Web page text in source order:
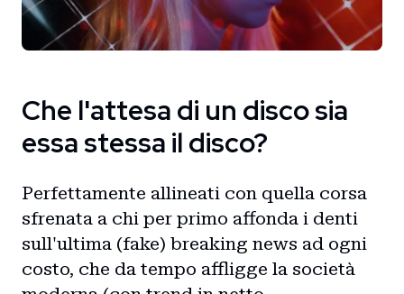
Che l'attesa di un disco sia
essa stessa il disco?
Perfettamente allineati con quella corsa
sfrenata a chi per primo affonda i denti
sull'ultima (fake) breaking news ad ogni
costo, che da tempo affligge la società